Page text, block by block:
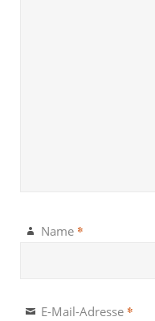
Name *
E-Mail-Adresse *